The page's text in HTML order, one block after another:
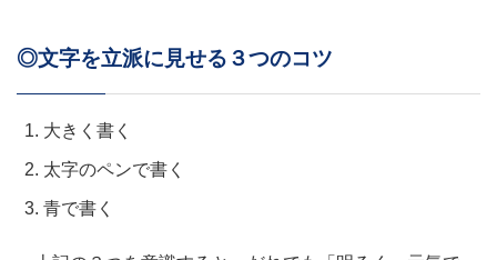
◎文字を立派に見せる３つのコツ
大きく書く
太字のペンで書く
青で書く